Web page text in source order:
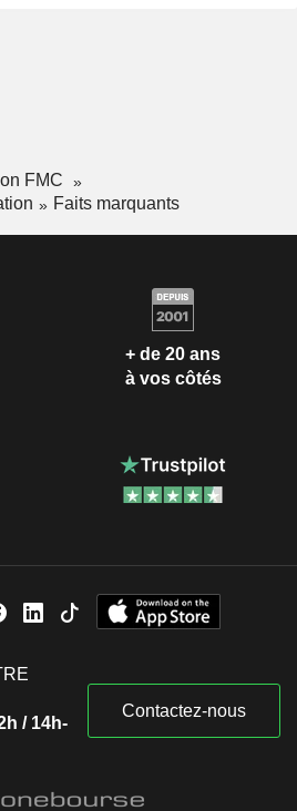
FMC
Faits marquants
+ de 20 ans
à vos côtés
/ 14h-
Contactez-nous